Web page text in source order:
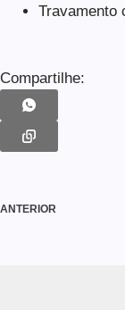
Travamento
Compartilhe:
ANTERIOR